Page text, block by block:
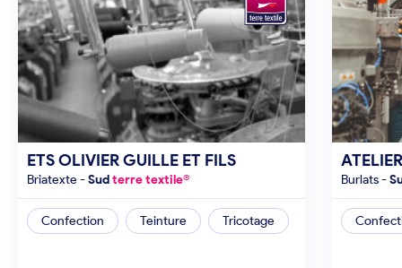
ETS OLIVIER GUILLE ET FILS
briatexte -Sudterre textile®
Confection Teinture Tricotage
burlats-